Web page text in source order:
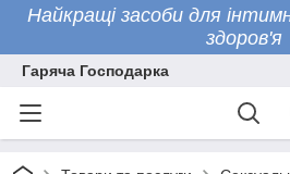
Найкращі засоби для
здоров'я
Гаряча Господарка